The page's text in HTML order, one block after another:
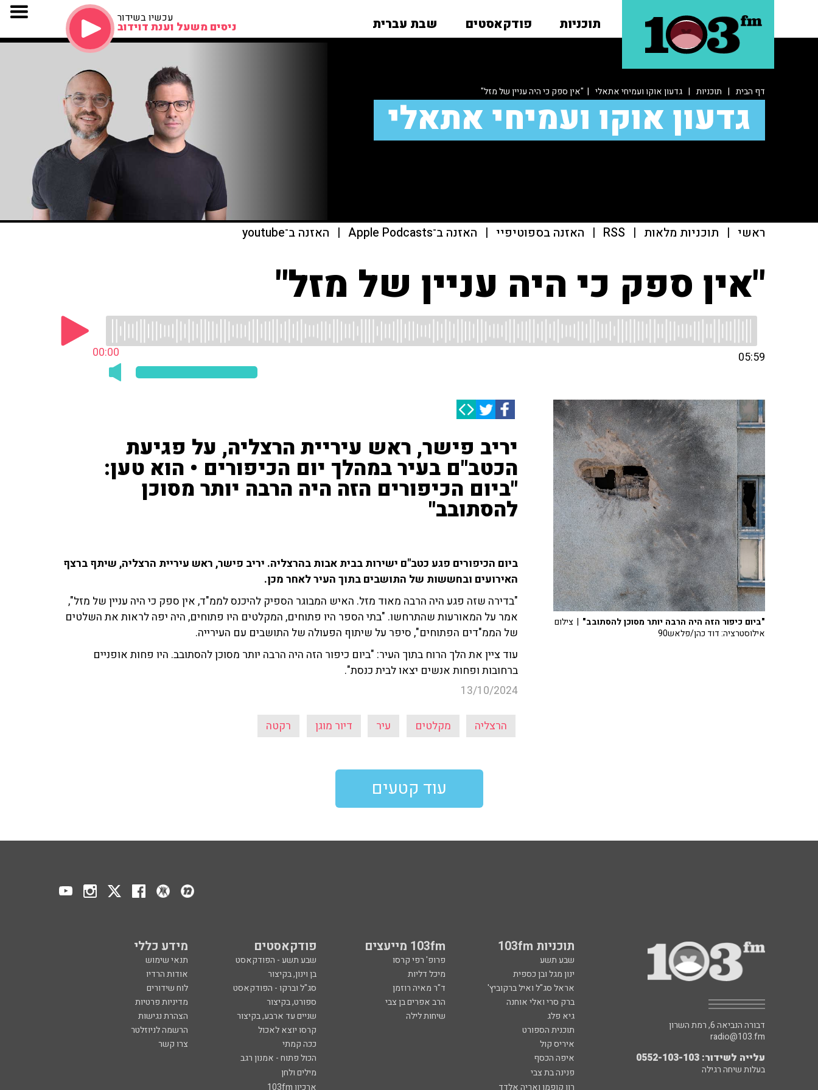
תוכניות פודקאסטים שבת עברית עכשיו בשידור
ניסים משעל וענת דוידוב
דף הבית | תוכניות | גדעון אוקו ועמיחי אתאלי | "אין ספק כי היה עניין של מזל"
גדעון אוקו ועמיחי אתאלי
ראשי | תוכניות מלאות |
RSS
| האזנה בספוטיפיי | האזנה ב־Apple Podcasts | האזנה ב־youtube
"אין ספק כי היה עניין של מזל"
00:00 05:59
יריב פישר, ראש עיריית הרצליה, על פגיעת
הכטב"ם בעיר במהלך יום הכיפורים • הוא טען:
"ביום הכיפורים הזה היה הרבה יותר מסוכן
להסתובב"
ביום הכיפורים פגע כטב"ם ישירות בבית אבות בהרצליה. יריב פישר, ראש עיריית הרצליה, שיתף ברצף
האירועים ובחששות של התושבים בתוך העיר לאחר מכן.
"בדירה שזה פגע היה הרבה מאוד מזל. האיש המבוגר הספיק להיכנס לממ"ד, אין ספק כי היה עניין של מזל",
אמר על המאורעות שהתרחשו. "בתי הספר היו פתוחים, המקלטים היו פתוחים, היה יפה לראות את השלטים
של הממ"דים הפתוחים", סיפר על שיתוף הפעולה של התושבים עם העירייה.
עוד ציין את הלך הרוח בתוך העיר: "ביום כיפור הזה היה הרבה יותר מסוכן להסתובב. היו פחות אופניים
ברחובות ופחות אנשים יצאו לבית כנסת".
13/10/2024
הרצליה מקלטים עיר דיור מוגן רקטה
"ביום כיפור הזה היה הרבה יותר מסוכן להסתובב" | צילום
אילוסטרציה: דוד כהן/פלאש90
עוד קטעים
תוכניות 103fm 103fm מייעצים פודקאסטים מידע כללי
שבע תשע פרופ' רפי קרסו שבע תשע - הפודקאסט
תנאי שימוש
ינון מגל ובן כספית
מיכל דליות בן וינון, בקיצור
אודות הרדיו
אראל סג"ל ואיל ברקוביץ'
ד"ר מאיה רוזמן סג"ל וברקו - הפודקאסט
לוח שידורים
ברק סרי ואלי אוחנה
הרב אפרים בן צבי ספורט, בקיצור
מדיניות פרטיות
גיא פלג
שיחות לילה שניים עד ארבע, בקיצור
הצהרת נגישות
תוכנית הספורט
קרסו יוצא לאכול
הרשמה לניוזלטר
איריס קול
ככה קמתי
צרו קשר
איפה הכסף
הכול פתוח - אמנון רגב
פנינה בת צבי
מילים ולחן
רון קופמן ואריה אלדד
ארכיון 103fm
דבורה הנביאה 6, רמת השרון
radio@103.fm
עלייה לשידור: 0552-103-103
בעלות שיחה רגילה